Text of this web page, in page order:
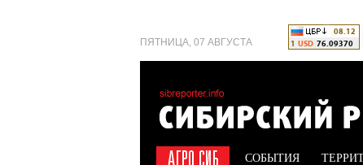
ПЯТНИЦА, 07 АВГУСТА
СОБЫТИЯ